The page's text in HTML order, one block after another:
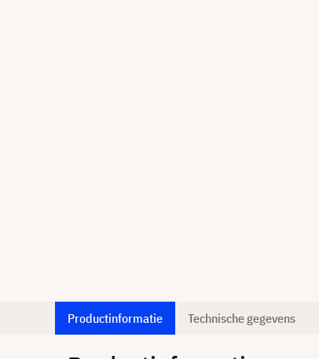
Productinformatie Technische gegevens